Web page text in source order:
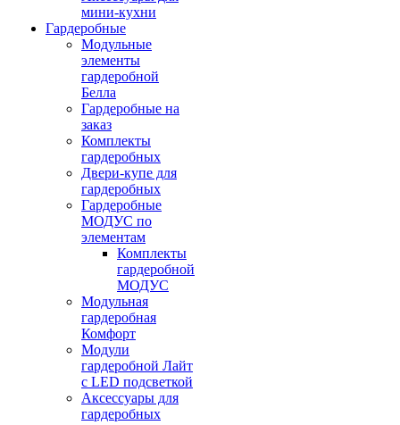
мини-кухни
Гардеробные
Модульные
элементы
гардеробной
Белла
Гардеробные на
заказ
Комплекты
гардеробных
Двери-купе для
гардеробных
Гардеробные
МОДУС по
элементам
Комплекты
гардеробной
МОДУС
Модульная
гардеробная
Комфорт
Модули
гардеробной Лайт
с LED подсветкой
Аксессуары для
гардеробных